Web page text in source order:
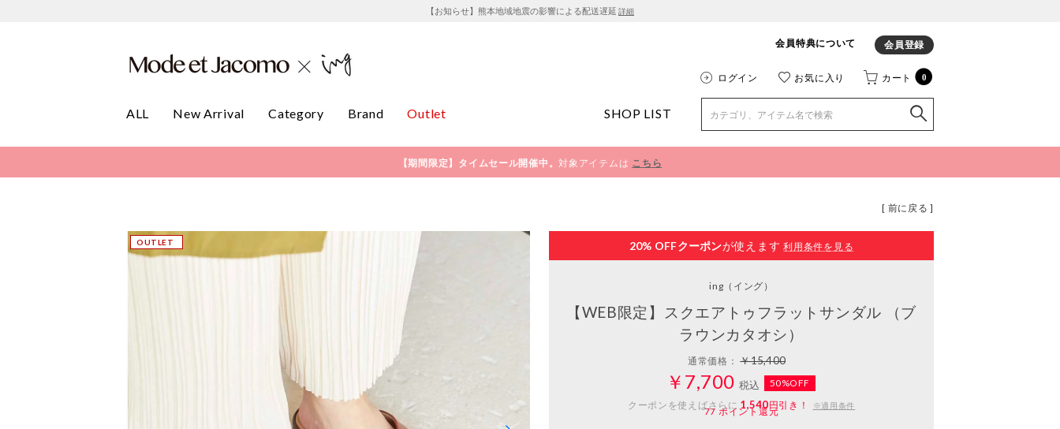
【お知らせ】熊本地域地震の影響による配送遅延 詳細
会員特典について 会員登録
ログイン お気に入り カート 0
ALL New Arrival Category Brand Outlet SHOP LIST
【期間限定】タイムセール開催中。対象アイテムは こちら
[ 前に戻る ]
20% OFFクーポンが使えます 利用条件を見る
ing （イング）
【WEB限定】スクエアトゥフラットサンダル （ブ
ラウンカタオシ）
通常価格：￥15,400
￥7,700 税込
50%OFF
クーポンを使えばさらに 1,540円引き！ ※適用条件
77 ポイント還元